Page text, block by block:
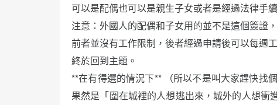
可以是配偶也可以是親生子女或者是經過法律手
注意：外國人的配偶和子女用的並不是這個簽證
前者並沒有工作限制，後者經過申請後可以每週
終於回到主題。
**在有得選的情況下** （所以不是叫大家趕快找
果然是「圍在城裡的人想逃出來，城外的人想